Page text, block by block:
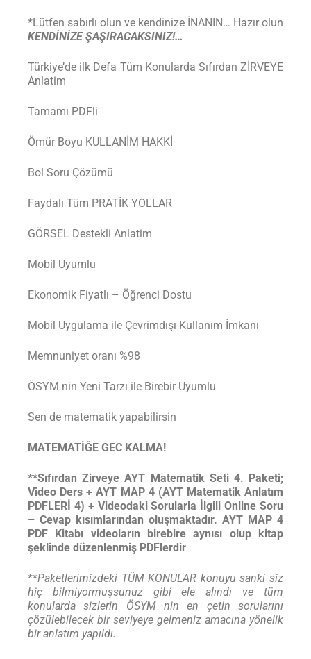
*Lütfen sabırlı olun ve kendinize İNANIN… Hazır olun
KENDİNİZE ŞAŞIRACAKSINIZ!…
Türkiye’de ilk Defa Tüm Konularda Sıfırdan ZİRVEYE
Anlatim
Tamamı PDFli
Ömür Boyu KULLANİM HAKKİ
Bol Soru Çözümü
Faydalı Tüm PRATİK YOLLAR
GÖRSEL Destekli Anlatim
Mobil Uyumlu
Ekonomik Fiyatlı – Öğrenci Dostu
Mobil Uygulama ile Çevrimdışı Kullanım İmkanı
Memnuniyet oranı %98
ÖSYM nin Yeni Tarzı ile Birebir Uyumlu
Sen de matematik yapabilirsin
MATEMATİĞE GEC KALMA!
**Sıfırdan Zirveye AYT Matematik Seti 4. Paketi;
Video Ders + AYT MAP 4 (AYT Matematik Anlatım
PDFLERİ 4) + Videodaki Sorularla İlgili Online Soru
– Cevap kısımlarından oluşmaktadır. AYT MAP 4
PDF Kitabı videoların birebire aynısı olup kitap
şeklinde düzenlenmiş PDFlerdir
**Paketlerimizdeki TÜM KONULAR konuyu sanki siz
hiç bilmiyormuşsunuz gibi ele alındı ve tüm
konularda sizlerin ÖSYM nin en çetin sorularını
çözülebilecek bir seviyeye gelmeniz amacına yönelik
bir anlatım yapıldı.